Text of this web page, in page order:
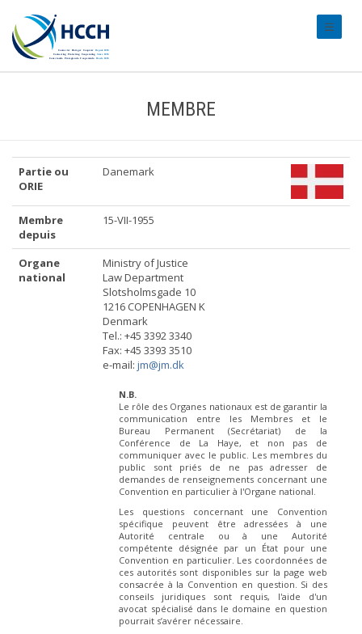
MEMBRE
Partie ou
ORIE
Danemark
Membre
depuis
15-VII-1955
Organe
national
Ministry of Justice
Law Department
Slotsholmsgade 10
1216 COPENHAGEN K
Denmark
Tel.: +45 3392 3340
Fax: +45 3393 3510
e-mail: jm@jm.dk
N.B.
Le rôle des Organes nationaux est de garantir la
communication entre les Membres et le
Bureau Permanent (Secrétariat) de la
Conférence de La Haye, et non pas de
communiquer avec le public. Les membres du
public sont priés de ne pas adresser de
demandes de renseignements concernant une
Convention en particulier à l'Organe national.
Les questions concernant une Convention
spécifique peuvent être adressées à une
Autorité centrale ou à une Autorité
compétente désignée par un État pour une
Convention en particulier. Les coordonnées de
ces autorités sont disponibles sur la page web
consacrée à la Convention en question. Si des
conseils juridiques sont requis, l'aide d'un
avocat spécialisé dans le domaine en question
pourrait s’avérer nécessaire.